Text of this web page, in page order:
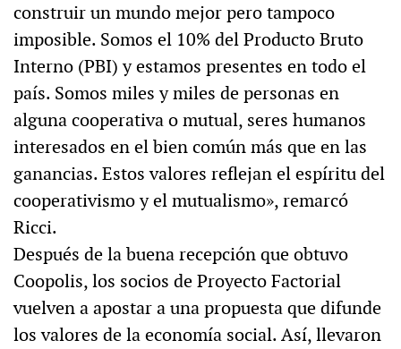
construir un mundo mejor pero tampoco
imposible. Somos el 10% del Producto Bruto
Interno (PBI) y estamos presentes en todo el
país. Somos miles y miles de personas en
alguna cooperativa o mutual, seres humanos
interesados en el bien común más que en las
ganancias. Estos valores reflejan el espíritu del
cooperativismo y el mutualismo», remarcó
Ricci.
Después de la buena recepción que obtuvo
Coopolis, los socios de Proyecto Factorial
vuelven a apostar a una propuesta que difunde
los valores de la economía social. Así, llevaron